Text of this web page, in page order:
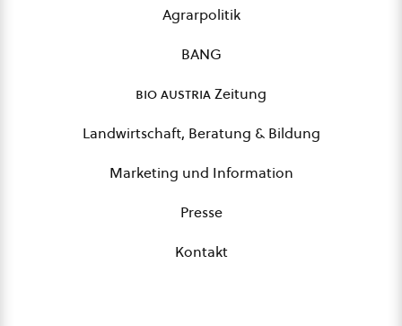
Agrarpolitik
BANG
bio austriaZeitung
Landwirtschaft, Beratung & Bildung
Marketing und Information
Presse
Kontakt